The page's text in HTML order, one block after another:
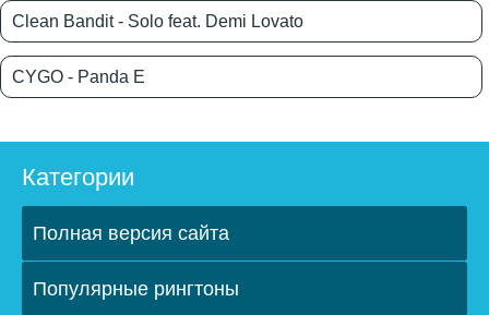
Clean Bandit - Solo feat. Demi Lovato
CYGO - Panda E
Категории
Полная версия сайта
Популярные рингтоны